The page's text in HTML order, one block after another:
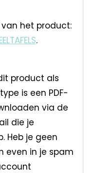
het product:
.
product als
is een PDF-
via de
die je
Heb je geen
even in je spam